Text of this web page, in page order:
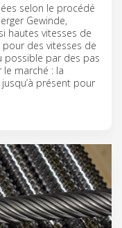
selon le procédé
Gewinde,
hautes vitesses de
des vitesses de
possible par des pas
le marché : la
présent pour